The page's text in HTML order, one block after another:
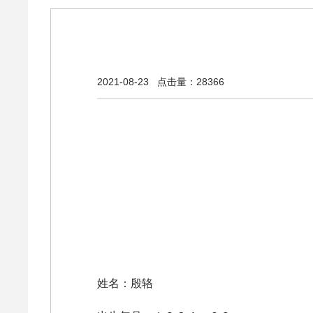
2021-08-23 点击量：28366
姓名：殷辂